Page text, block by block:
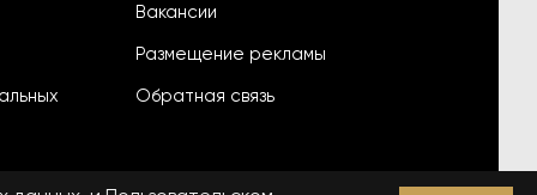
Вакансии
Размещение рекламы
Обратная связь